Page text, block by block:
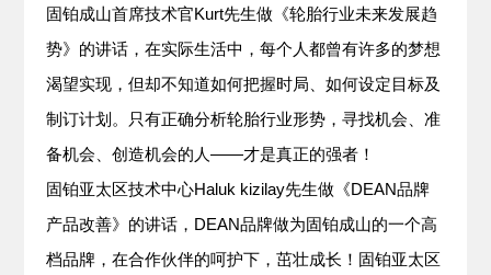
固铂成山首席技术官Kurt先生做《轮胎行业未来发展趋
势》的讲话，在实际生活中，每个人都曾有许多的梦想
渴望实现，但却不知道如何把握时局、如何设定目标及
制订计划。只有正确分析轮胎行业形势，寻找机会、准
备机会、创造机会的人——才是真正的强者！
固铂亚太区技术中心Haluk kizilay先生做《DEAN品牌
产品改善》的讲话，DEAN品牌做为固铂成山的一个高
档品牌，在合作伙伴的呵护下，茁壮成长！固铂亚太区